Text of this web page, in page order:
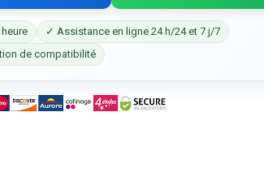
✓ Assistance en ligne 24 h/24 et 7 j/7
de compatibilité